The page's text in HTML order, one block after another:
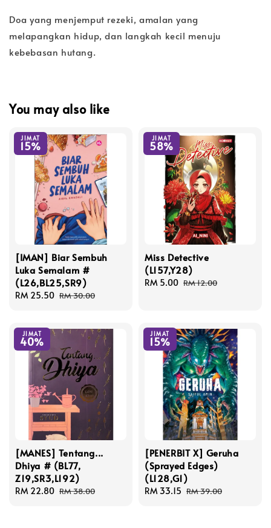
Doa yang menjemput rezeki, amalan yang
melapangkan hidup, dan langkah kecil menuju
kebebasan hutang.
You may also like
JIMAT
15%
[IMAN] Biar Sembuh
Luka Semalam #
(L26,BL25,SR9)
Sale
RM 25.50 Regular
RM 30.00
JIMAT
58%
Miss Detective
(L157,Y28)
Sale
RM 5.00 Regular
RM 12.00
JIMAT
40%
[MANES] Tentang...
Dhiya # (BL77,
Z19,SR3,L192)
Sale
RM 22.80 Regular
RM 38.00
JIMAT
15%
[PENERBIT X] Geruha
(Sprayed Edges)
(L128,G1)
Sale
RM 33.15 Regular
RM 39.00